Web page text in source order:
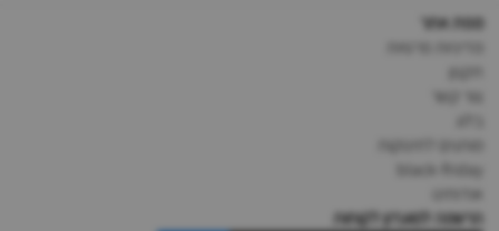
מפת אתר
צור קשר
מותגים לתינוקות
black-friday
אודותינו
הרשמה למועדון לקוחות